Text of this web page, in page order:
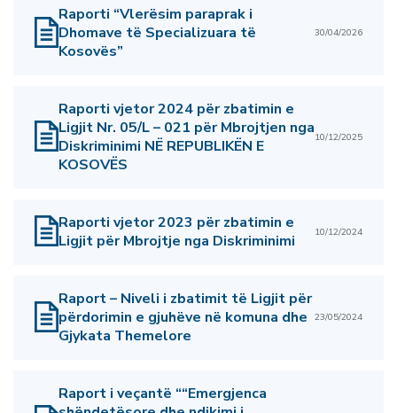
Raporti “Vlerësim paraprak i
Dhomave të Specializuara të
Kosovës”
30/04/2026
Raporti vjetor 2024 për zbatimin e
Ligjit Nr. 05/L – 021 për Mbrojtjen nga
Diskriminimi NË REPUBLIKËN E
KOSOVËS
10/12/2025
Raporti vjetor 2023 për zbatimin e
Ligjit për Mbrojtje nga Diskriminimi
10/12/2024
Raport – Niveli i zbatimit të Ligjit për
përdorimin e gjuhëve në komuna dhe
Gjykata Themelore
23/05/2024
Raport i veçantë ““Emergjenca